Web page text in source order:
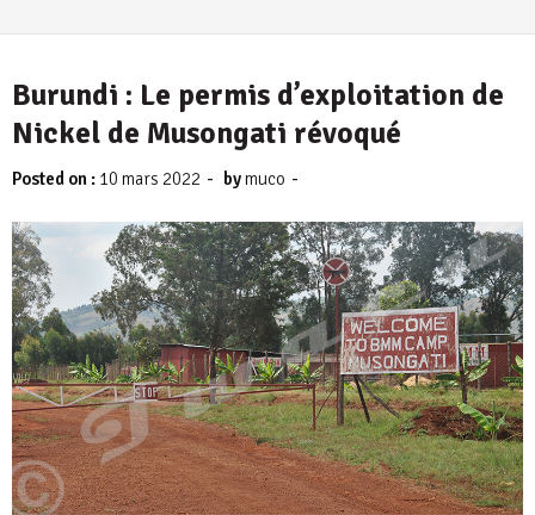
Burundi : Le permis d’exploitation de
Nickel de Musongati révoqué
Posted on : 10 mars 2022 - bymuco -